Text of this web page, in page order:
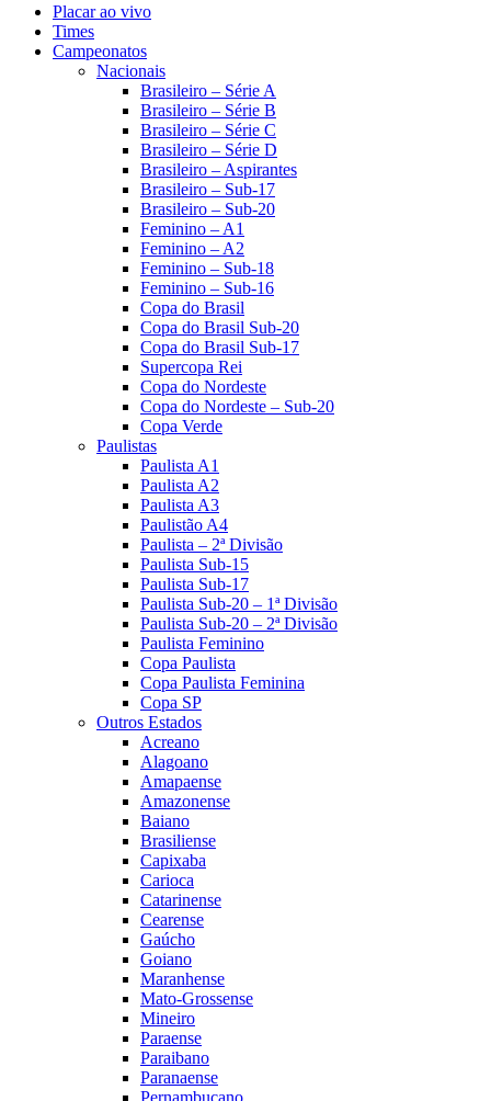
Placar ao vivo
Times
Campeonatos
Nacionais
Brasileiro – Série A
Brasileiro – Série B
Brasileiro – Série C
Brasileiro – Série D
Brasileiro – Aspirantes
Brasileiro – Sub-17
Brasileiro – Sub-20
Feminino – A1
Feminino – A2
Feminino – Sub-18
Feminino – Sub-16
Copa do Brasil
Copa do Brasil Sub-20
Copa do Brasil Sub-17
Supercopa Rei
Copa do Nordeste
Copa do Nordeste – Sub-20
Copa Verde
Paulistas
Paulista A1
Paulista A2
Paulista A3
Paulistão A4
Paulista – 2ª Divisão
Paulista Sub-15
Paulista Sub-17
Paulista Sub-20 – 1ª Divisão
Paulista Sub-20 – 2ª Divisão
Paulista Feminino
Copa Paulista
Copa Paulista Feminina
Copa SP
Outros Estados
Acreano
Alagoano
Amapaense
Amazonense
Baiano
Brasiliense
Capixaba
Carioca
Catarinense
Cearense
Gaúcho
Goiano
Maranhense
Mato-Grossense
Mineiro
Paraense
Paraibano
Paranaense
Pernambucano